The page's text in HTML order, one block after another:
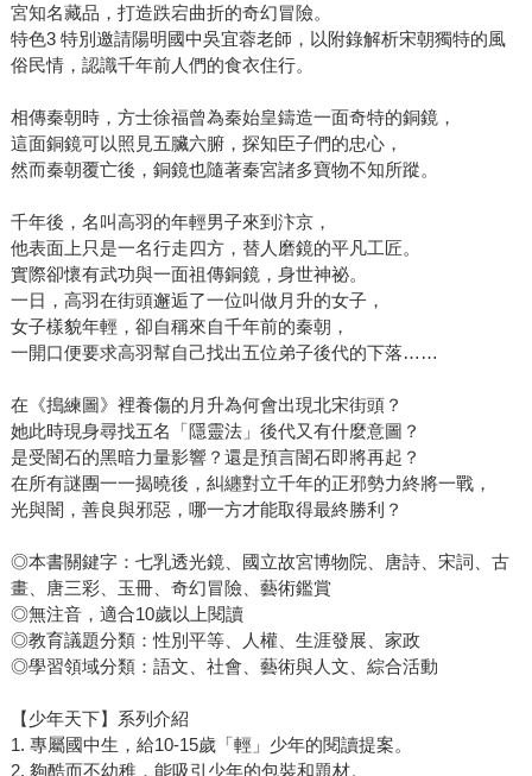
宮知名藏品，打造跌宕曲折的奇幻冒險。
特色3 特別邀請陽明國中吳宜蓉老師，以附錄解析宋朝獨特的風
俗民情，認識千年前人們的食衣住行。
相傳秦朝時，方士徐福曾為秦始皇鑄造一面奇特的銅鏡，
這面銅鏡可以照見五臟六腑，探知臣子們的忠心，
然而秦朝覆亡後，銅鏡也隨著秦宮諸多寶物不知所蹤。
千年後，名叫高羽的年輕男子來到汴京，
他表面上只是一名行走四方，替人磨鏡的平凡工匠。
實際卻懷有武功與一面祖傳銅鏡，身世神祕。
一日，高羽在街頭邂逅了一位叫做月升的女子，
女子樣貌年輕，卻自稱來自千年前的秦朝，
一開口便要求高羽幫自己找出五位弟子後代的下落……
在《搗練圖》裡養傷的月升為何會出現北宋街頭？
她此時現身尋找五名「隱靈法」後代又有什麼意圖？
是受闇石的黑暗力量影響？還是預言闇石即將再起？
在所有謎團一一揭曉後，糾纏對立千年的正邪勢力終將一戰，
光與闇，善良與邪惡，哪一方才能取得最終勝利？
◎本書關鍵字：七乳透光鏡、國立故宮博物院、唐詩、宋詞、古
畫、唐三彩、玉冊、奇幻冒險、藝術鑑賞
◎無注音，適合10歲以上閱讀
◎教育議題分類：性別平等、人權、生涯發展、家政
◎學習領域分類：語文、社會、藝術與人文、綜合活動
【少年天下】系列介紹
1. 專屬國中生，給10-15歲「輕」少年的閱讀提案。
2. 夠酷而不幼稚，能吸引少年的包裝和題材。